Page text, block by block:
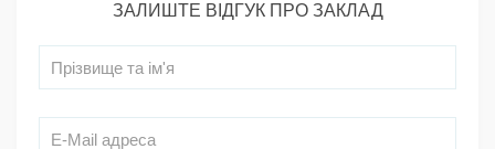
ЗАЛИШТЕ ВІДГУК ПРО ЗАКЛАД